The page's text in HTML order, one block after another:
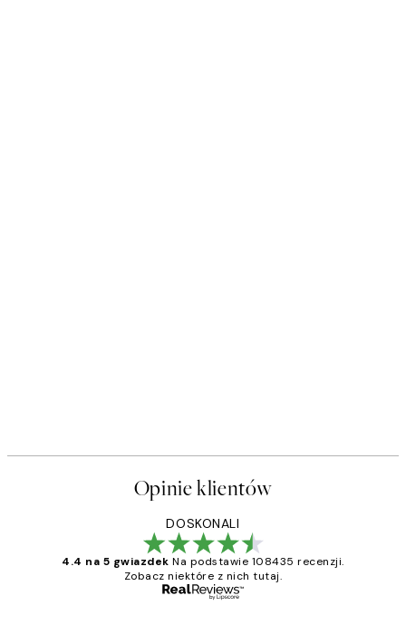
Opinie klientów
DOSKONALI
4.4 na 5 gwiazdek Na podstawie 108435 recenzji.
Zobacz niektóre z nich tutaj.